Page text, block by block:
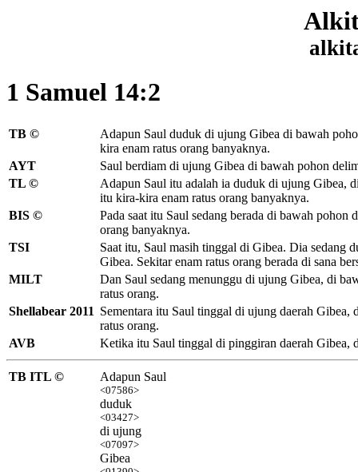
1 Samuel 14:2
TB © Adapun Saul duduk di ujung Gibea di bawah
kira enam ratus orang banyaknya.
AYT
Saul berdiam di ujung Gibea di bawah pohon
TL ©
Adapun Saul itu adalah ia duduk di ujung Gibea,
itu kira-kira enam ratus orang banyaknya.
BIS ©
Pada saat itu Saul sedang berada di bawah
orang banyaknya.
TSI
Saat itu, Saul masih tinggal di Gibea. Dia sedang
Gibea. Sekitar enam ratus orang berada di sana
MILT
Dan Saul sedang menunggu di ujung Gibea, di
ratus orang.
Shellabear 2011 Sementara itu Saul tinggal di ujung daerah
ratus orang.
AVB
Ketika itu Saul tinggal di pinggiran daerah Gibea,
TB ITL © Adapun Saul
<07586>
duduk
<03427>
di ujung
<07097>
Gibea